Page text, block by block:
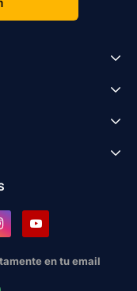
en tu email